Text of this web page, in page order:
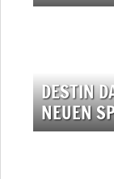
DESTIN
NEUEN